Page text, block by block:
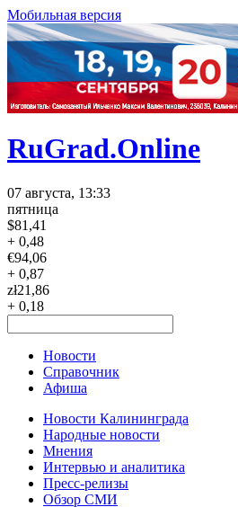
Мобильная версия
RuGrad.Online
07 августа, 13:33
пятница
$81,41
+ 0,48
€94,06
+ 0,87
zł21,86
+ 0,18
Новости
Справочник
Афиша
Новости Калининграда
Народные новости
Мнения
Интервью и аналитика
Пресс-релизы
Обзор СМИ